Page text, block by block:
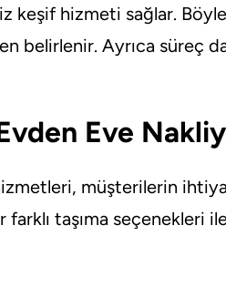
keşif hizmeti sağlar.
belirlenir. Ayrıca süreç
Eve
müşterilerin
farklı taşıma seçenekleri